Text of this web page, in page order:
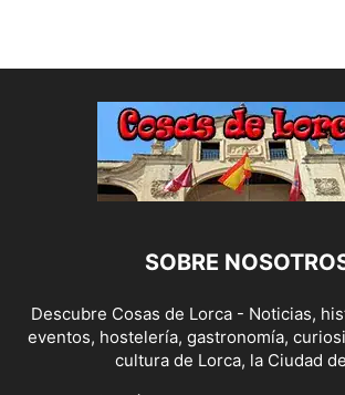
SOBRE
Descubre Cosas de Lorca - Noticias,
eventos, hostelería, gastronomía,
cultura de Lorca, la Ciudad